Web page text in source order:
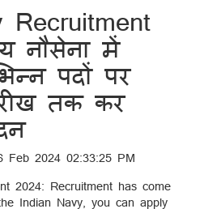
Recruitment
नौसेना में
पदों पर
तक कर
Feb 2024 02:33:25 PM